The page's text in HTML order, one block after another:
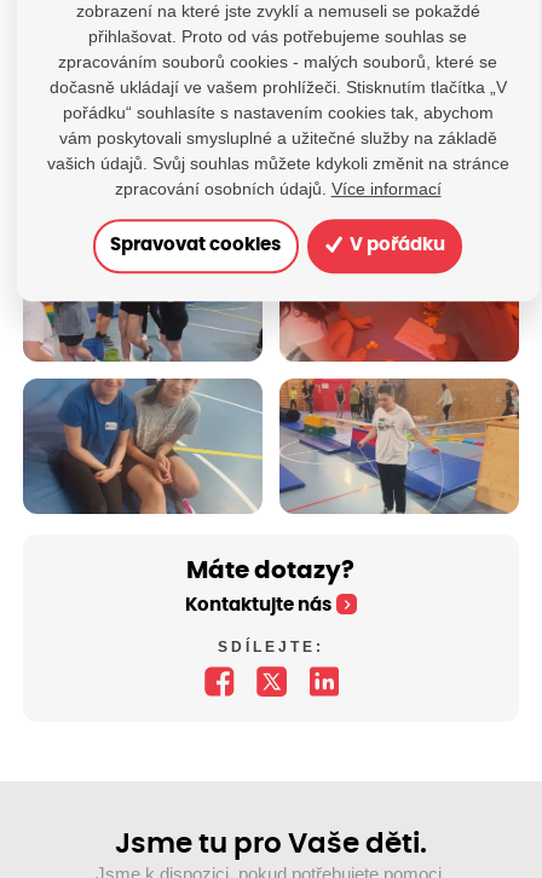
Máte dotazy?
Kontaktujte nás
SDÍLEJTE:
Jsme tu pro Vaše děti.
Jsme k dispozici, pokud potřebujete pomoci.
zobrazení na které jste zvyklí a nemuseli se pokaždé
přihlašovat. Proto od vás potřebujeme souhlas se
zpracováním souborů cookies - malých souborů, které se
dočasně ukládají ve vašem prohlížeči. Stisknutím tlačítka „V
pořádku“ souhlasíte s nastavením cookies tak, abychom
vám poskytovali smysluplné a užitečné služby na základě
vašich údajů. Svůj souhlas můžete kdykoli změnit na stránce
zpracování osobních údajů. Více informací
Spravovat cookies V pořádku